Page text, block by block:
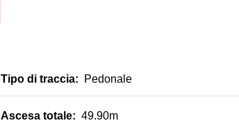
Tipo di traccia: Pedonale
Ascesa totale: 49.90m